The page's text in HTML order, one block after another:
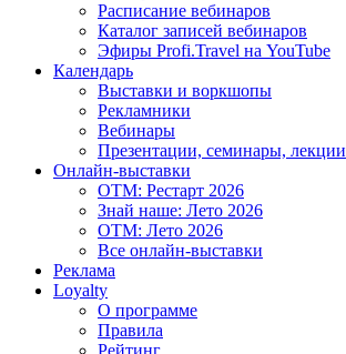
Расписание вебинаров
Каталог записей вебинаров
Эфиры Profi.Travel на YouTube
Календарь
Выставки и воркшопы
Рекламники
Вебинары
Презентации, семинары, лекции
Онлайн-выставки
OTM: Рестарт 2026
Знай наше: Лето 2026
OTM: Лето 2026
Все онлайн-выставки
Реклама
Loyalty
О программе
Правила
Рейтинг